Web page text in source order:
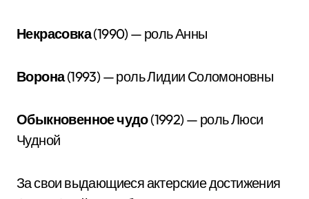
Некрасовка(1990) — роль Анны
Ворона(1993) — роль Лидии Соломоновны
Обыкновенное чудо(1992) — роль Люси
Чудной
За свои выдающиеся актерские достижения